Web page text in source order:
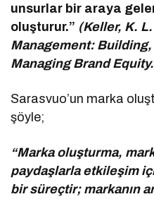
unsurlar bir araya
oluşturur.” (Keller, K.
Management:
Managing Brand
Sarasvuo’un marka
şöyle;
“Marka oluşturma,
paydaşlarla etkileşim
bir süreçtir; markanın